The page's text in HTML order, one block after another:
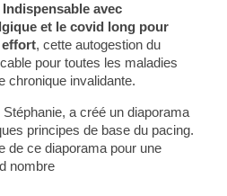
Indispensable avec
et le covid long pour
effort, cette autogestion du
pour toutes les maladies
chronique invalidante.
a créé un diaporama
principes de base du pacing.
de ce diaporama pour une
nombre